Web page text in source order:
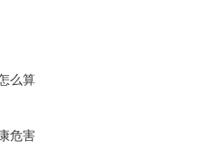
么算
危害